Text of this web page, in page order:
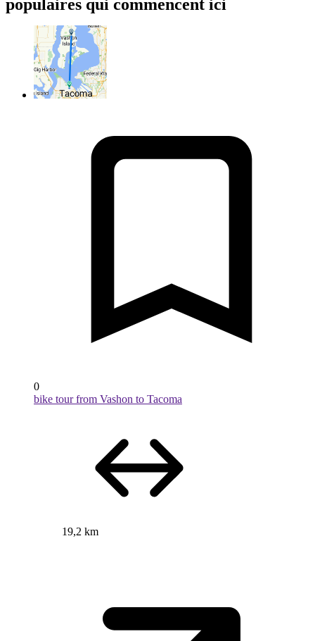
populaires qui commencent ici
0
bike tour from Vashon to Tacoma
19,2 km